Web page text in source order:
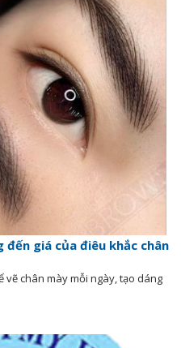
đến giá của điêu khắc chân
chân mày mỗi ngày, tạo dáng